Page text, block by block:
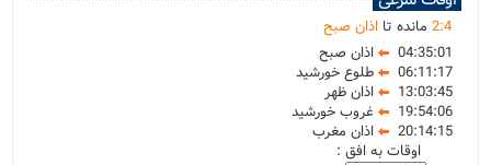
2:4 مانده تااذان صبح
04:35:01
اذان صبح
06:11:17
طلوع خورشید
13:03:45
اذان ظهر
19:54:06
غروب خورشید
20:14:15
اذان مغرب
اوقات به افق :